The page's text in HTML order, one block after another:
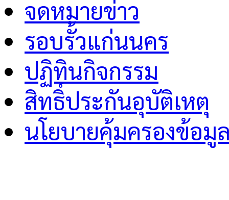
จดหมายข่าว
รอบรั้วแก่นนคร
ปฏิทินกิจกรรม
สิทธิ์ประกันอุบัติเหตุ
นโยบายคุ้มครองข้อ